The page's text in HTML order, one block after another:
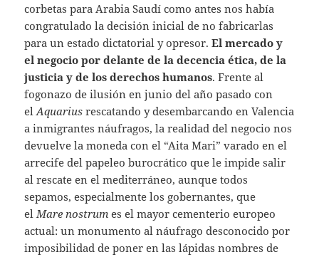
corbetas para Arabia Saudí como antes nos había
congratulado la decisión inicial de no fabricarlas
para un estado dictatorial y opresor.El mercado y
el negocio por delante de la decencia ética, de la
justicia y de los derechos humanos. Frente al
fogonazo de ilusión en junio del año pasado con
elAquarius rescatando y desembarcando en Valencia
a inmigrantes náufragos, la realidad del negocio nos
devuelve la moneda con el “Aita Mari” varado en el
arrecife del papeleo burocrático que le impide salir
al rescate en el mediterráneo, aunque todos
sepamos, especialmente los gobernantes, que
elMare nostrum es el mayor cementerio europeo
actual: un monumento al náufrago desconocido por
imposibilidad de poner en las lápidas nombres de